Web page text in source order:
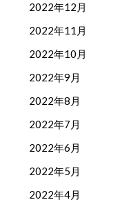
2022年12月
2022年11月
2022年10月
2022年9月
2022年8月
2022年7月
2022年6月
2022年5月
2022年4月